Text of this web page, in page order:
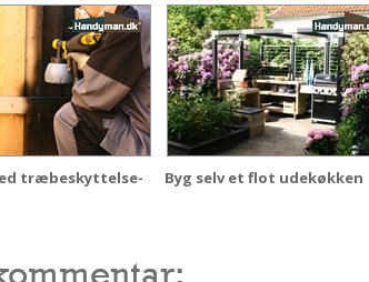
træbeskyttelse-
Byg selv et flot udekøkken